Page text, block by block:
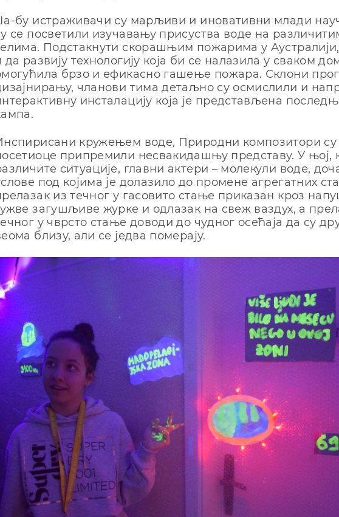
бу истраживачи су марљиви и иновативни млади
се посветили изучавању присуства воде на
Подстакнути скорашњим пожарима у
да развију технологију која би се налазила у сваком
брзо и ефикасно гашење пожара. Склони
чланови тима детаљно су осмислили и
инсталацију која је представљена
кружењем воде, Природни композитори су
припремили несвакидашњу представу. У њој,
ситуације, главни актери – молекули воде,
под којима је долазило до промене агрегатних
из течног у гасовито стање приказан кроз
загушљиве журке и одлазак на свеж ваздух, а
у чврсто стање доводи до чудног осећаја да су
близу, али се једва померају.